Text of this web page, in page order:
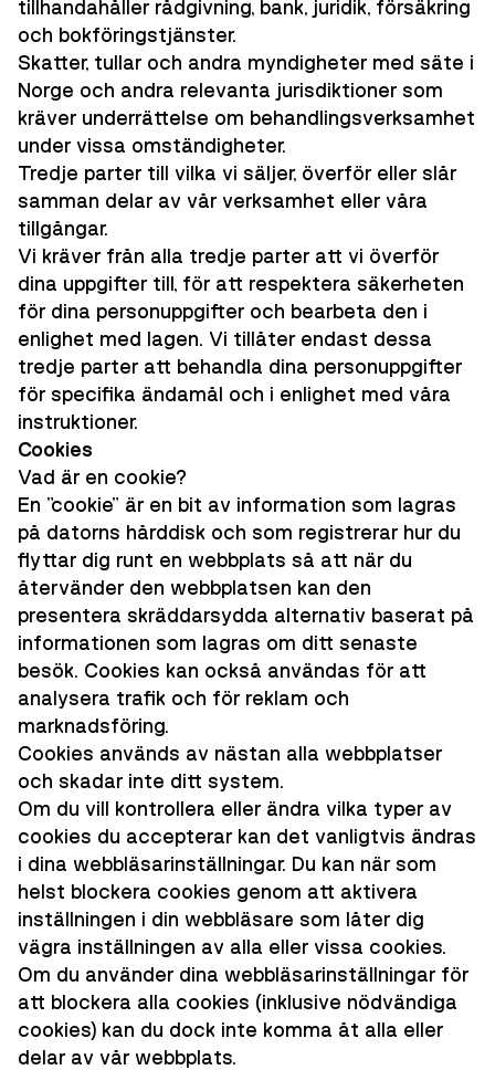
tillhandahåller rådgivning, bank, juridik, försäkring
och bokföringstjänster.
Skatter, tullar och andra myndigheter med säte i
Norge och andra relevanta jurisdiktioner som
kräver underrättelse om behandlingsverksamhet
under vissa omständigheter.
Tredje parter till vilka vi säljer, överför eller slår
samman delar av vår verksamhet eller våra
tillgångar.
Vi kräver från alla tredje parter att vi överför
dina uppgifter till, för att respektera säkerheten
för dina personuppgifter och bearbeta den i
enlighet med lagen. Vi tillåter endast dessa
tredje parter att behandla dina personuppgifter
för specifika ändamål och i enlighet med våra
instruktioner.
Cookies
Vad är en cookie?
En "cookie" är en bit av information som lagras
på datorns hårddisk och som registrerar hur du
flyttar dig runt en webbplats så att när du
återvänder den webbplatsen kan den
presentera skräddarsydda alternativ baserat på
informationen som lagras om ditt senaste
besök. Cookies kan också användas för att
analysera trafik och för reklam och
marknadsföring.
Cookies används av nästan alla webbplatser
och skadar inte ditt system.
Om du vill kontrollera eller ändra vilka typer av
cookies du accepterar kan det vanligtvis ändras
i dina webbläsarinställningar. Du kan när som
helst blockera cookies genom att aktivera
inställningen i din webbläsare som låter dig
vägra inställningen av alla eller vissa cookies.
Om du använder dina webbläsarinställningar för
att blockera alla cookies (inklusive nödvändiga
cookies) kan du dock inte komma åt alla eller
delar av vår webbplats.